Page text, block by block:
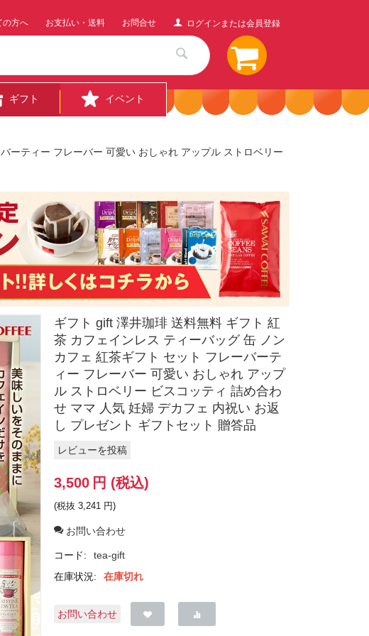
ログインまたは会員登録
の方へ お支払い・送料 お問合せ
ギフト イベント
ーティー フレーバー 可愛い おしゃれ アップル ストロベリー
ギフト gift 澤井珈琲 送料無料 ギフト 紅
茶 カフェインレス ティーバッグ 缶 ノン
カフェ 紅茶ギフト セット フレーバーテ
ィー フレーバー 可愛い おしゃれ アップ
ル ストロベリー ビスコッティ 詰め合わ
せ ママ 人気 妊婦 デカフェ 内祝い お返
し プレゼント ギフトセット 贈答品
レビューを投稿
3,500 円 (税込)
(税抜 3,241 円)
お問い合わせ
コード:
tea-gift
在庫状況:
在庫切れ
お問い合わせ